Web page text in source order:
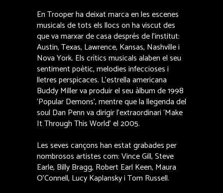
En Trooper ha deixat marca en les escenes
musicals de tots els llocs on ha viscut des
que va marxar de casa després de l’institut:
Austin, Texas, Lawrence, Kansas, Nashville i
Nova York. Els crítics musicals alaben el seu
sentiment poètic, melodies infeccioses i
lletres perspicaces. L’estrella americana
Buddy Miller va produir el seu àlbum de 1998
‘Popular Demons’, mentre que la llegenda del
soul Dan Penn va dirigir l’extraordinari ‘Make
It Through This World’ el 2005.
Les seves cançons han estat grabades per
nombrosos artistes com: Vince Gill, Steve
Earle, Billy Bragg, Robert Earl Keen, Maura
O’Connell, Lucy Kaplansky i Tom Russell.